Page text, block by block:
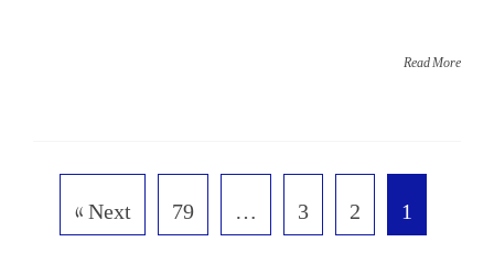
Read More
1
2
3
…
79
Next »